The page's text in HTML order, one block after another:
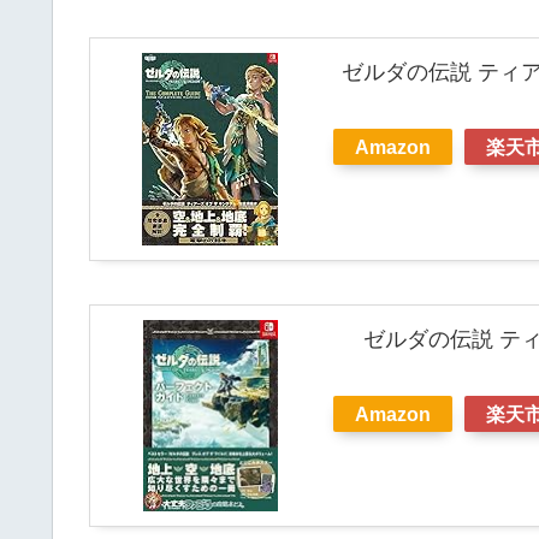
ゼルダの伝説 ティ
Amazon 楽天
ゼルダの伝説 テ
Amazon 楽天